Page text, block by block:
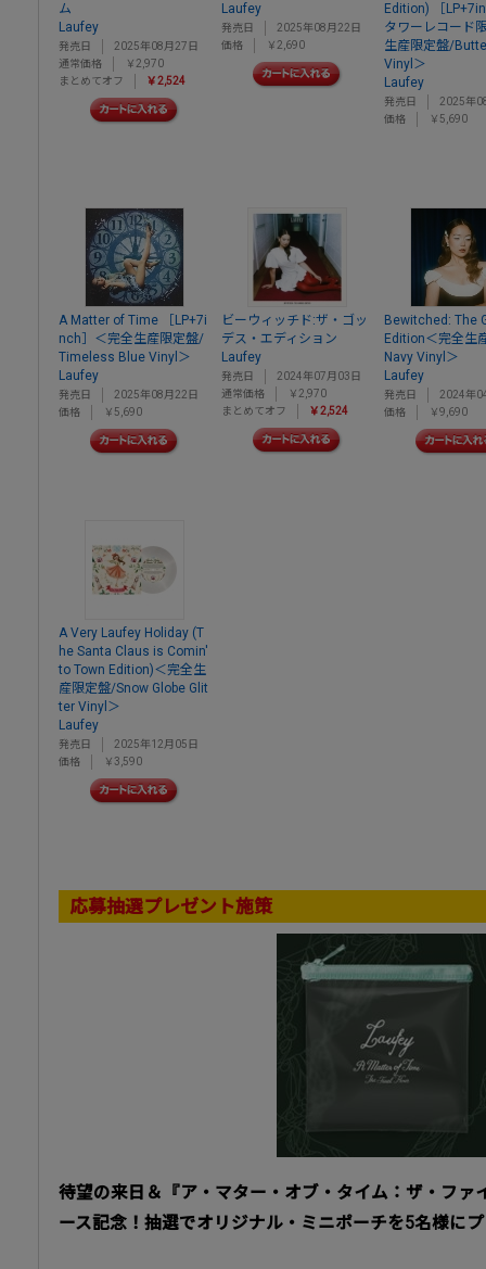
ム
Laufey
発売日
2025年08月27日
通常価格
￥2,970
まとめてオフ
￥2,524
Laufey
発売日
2025年08月22日
価格
￥2,690
Edition) ［
タワーレコード
生産限定盤/
Vinyl＞
Laufey
発売日
2025年
価格
￥5,690
A Matter of Time ［LP+7i
nch］＜完全生産限定盤/
Timeless Blue Vinyl＞
Laufey
発売日
2025年08月22日
価格
￥5,690
ビーウィッチド:ザ・ゴッ
デス・エディション
Laufey
発売日
2024年07月03日
通常価格
￥2,970
まとめてオフ
￥2,524
Bewitched: The
Edition＜完全生
Navy Vinyl＞
Laufey
発売日
2024年
価格
￥9,690
A Very Laufey Holiday (T
he Santa Claus is Comin'
to Town Edition)＜完全生
産限定盤/Snow Globe Glit
ter Vinyl＞
Laufey
発売日
2025年12月05日
価格
￥3,590
応募抽選プレゼント施策
待望の来日＆『ア・マター・オブ・タイム：ザ・ファ
ース記念！抽選でオリジナル・ミニポーチを5名様に